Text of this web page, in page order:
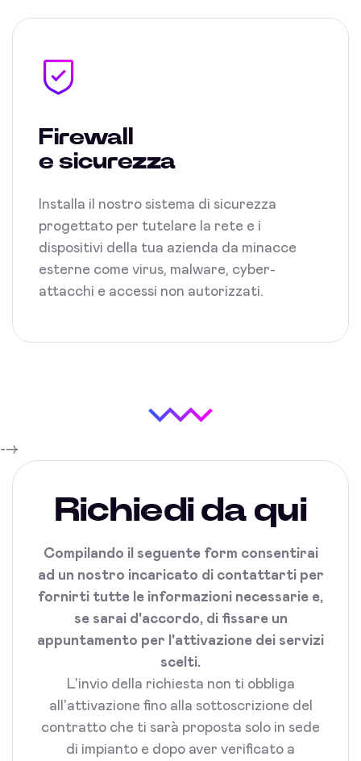
Firewall
e sicurezza
Installa il nostro sistema di sicurezza
progettato per tutelare la rete e i
dispositivi della tua azienda da minacce
esterne come virus, malware, cyber-
attacchi e accessi non autorizzati.
-->
Richiedi da qui
Compilando il seguente form consentirai
ad un nostro incaricato di contattarti per
fornirti tutte le informazioni necessarie e,
se sarai d'accordo, di fissare un
appuntamento per l'attivazione dei servizi
scelti.
L'invio della richiesta non ti obbliga
all'attivazione fino alla sottoscrizione del
contratto che ti sarà proposta solo in sede
di impianto e dopo aver verificato a